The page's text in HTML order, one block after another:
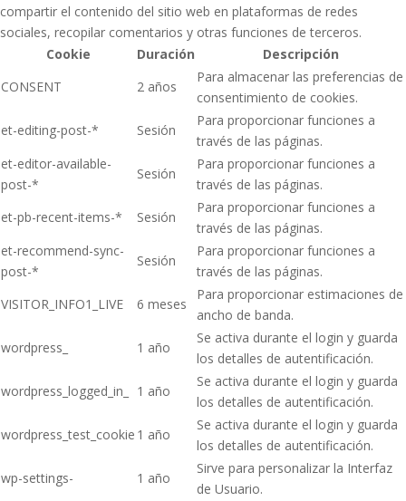
compartir el contenido del sitio web en plataformas de redes
sociales, recopilar comentarios y otras funciones de terceros.
Cookie
Duración
Descripción
CONSENT
2 años
Para almacenar las preferencias de
consentimiento de cookies.
et-editing-post-*
Sesión
Para proporcionar funciones a
través de las páginas.
et-editor-available-
post-*
Sesión
Para proporcionar funciones a
través de las páginas.
et-pb-recent-items-*
Sesión
Para proporcionar funciones a
través de las páginas.
et-recommend-sync-
post-*
Sesión
Para proporcionar funciones a
través de las páginas.
VISITOR_INFO1_LIVE
6 meses
Para proporcionar estimaciones de
ancho de banda.
wordpress_
1 año
Se activa durante el login y guarda
los detalles de autentificación.
wordpress_logged_in_
1 año
Se activa durante el login y guarda
los detalles de autentificación.
wordpress_test_cookie 1 año
Se activa durante el login y guarda
los detalles de autentificación.
wp-settings-
1 año
Sirve para personalizar la Interfaz
de Usuario.